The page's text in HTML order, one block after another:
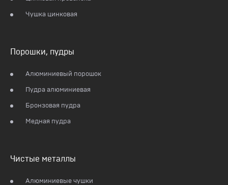
Чушка цинковая
Порошки, пудры
Алюминиевый порошок
Пудра алюминиевая
Бронзовая пудра
Медная пудра
Чистые металлы
Алюминиевые чушки